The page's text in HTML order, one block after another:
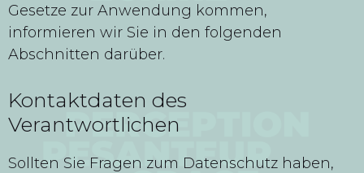
Gesetze zur Anwendung kommen,
informieren wir Sie in den folgenden
Abschnitten darüber.
Kontaktdaten des
Verantwortlichen
Sollten Sie Fragen zum Datenschutz haben,